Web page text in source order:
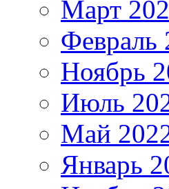
Март
Февраль
Ноябрь
Июль
Май
Январь